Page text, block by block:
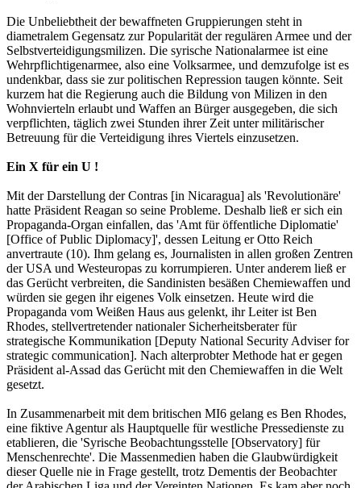
Die Unbeliebtheit der bewaffneten Gruppierungen steht in
diametralem Gegensatz zur Popularität der regulären Armee und der
Selbstverteidigungsmilizen. Die syrische Nationalarmee ist eine
Wehrpflichtigenarmee, also eine Volksarmee, und demzufolge ist es
undenkbar, dass sie zur politischen Repression taugen könnte. Seit
kurzem hat die Regierung auch die Bildung von Milizen in den
Wohnvierteln erlaubt und Waffen an Bürger ausgegeben, die sich
verpflichten, täglich zwei Stunden ihrer Zeit unter militärischer
Betreuung für die Verteidigung ihres Viertels einzusetzen.
Ein X für ein U !
Mit der Darstellung der Contras [in Nicaragua] als 'Revolutionäre'
hatte Präsident Reagan so seine Probleme. Deshalb ließ er sich ein
Propaganda-Organ einfallen, das 'Amt für öffentliche Diplomatie'
[Office of Public Diplomacy]', dessen Leitung er Otto Reich
anvertraute (10). Ihm gelang es, Journalisten in allen großen Zentren
der USA und Westeuropas zu korrumpieren. Unter anderem ließ er
das Gerücht verbreiten, die Sandinisten besäßen Chemiewaffen und
würden sie gegen ihr eigenes Volk einsetzen. Heute wird die
Propaganda vom Weißen Haus aus gelenkt, ihr Leiter ist Ben
Rhodes, stellvertretender nationaler Sicherheitsberater für
strategische Kommunikation [Deputy National Security Adviser for
strategic communication]. Nach alterprobter Methode hat er gegen
Präsident al-Assad das Gerücht mit den Chemiewaffen in die Welt
gesetzt.
In Zusammenarbeit mit dem britischen MI6 gelang es Ben Rhodes,
eine fiktive Agentur als Hauptquelle für westliche Pressedienste zu
etablieren, die 'Syrische Beobachtungsstelle [Observatory] für
Menschenrechte'. Die Massenmedien haben die Glaubwürdigkeit
dieser Quelle nie in Frage gestellt, trotz Dementis der Beobachter